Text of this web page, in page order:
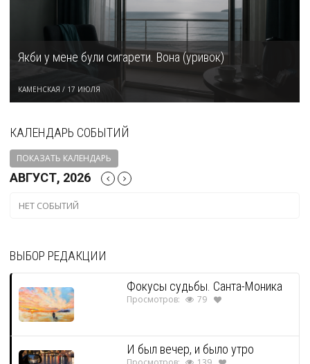
Якби у мене були сигарети. Вона (уривок)
КАМЕНСКАЯ / 17 ИЮЛЯ
КАЛЕНДАРЬ СОБЫТИЙ
ПОКАЗАТЬ КАЛЕНДАРЬ
АВГУСТ, 2026
НЕТ СОБЫТИЙ
ВЫБОР РЕДАКЦИИ
Фокусы судьбы. Санта-Моника
Просмотров: 79
И был вечер, и было утро